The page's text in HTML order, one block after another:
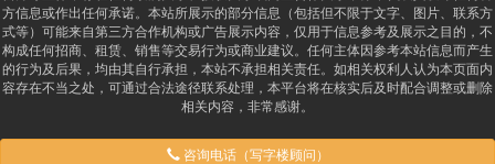
方信息或作出任何承诺。本站所展示的部分信息（包括但不限于文字、图片、联系方
式等）可能来自第三方合作机构或广告展示内容，仅用于信息参考及展示之目的，不
构成任何招商、租赁、销售等交易行为或商业建议。任何主体因参考本站信息而产生
的行为及后果，均由其自行承担，本站不承担相关责任。如相关权利人认为本页面内
容存在不当之处，可通过合法途径联系处理，本平台将在核实后及时配合调整或删除
相关内容，非常感谢。
咨询电话（写字楼顾问）